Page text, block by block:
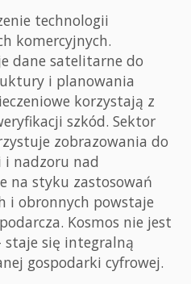
technologii
komercyjnych.
dane satelitarne do
i planowania
korzystają z
szkód. Sektor
zobrazowania do
nadzoru nad
na styku zastosowań
i obronnych powstaje
Kosmos nie jest
staje się integralną
gospodarki cyfrowej.